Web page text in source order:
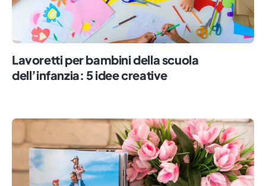
Lavoretti per bambini della scuola
dell’infanzia: 5 idee creative